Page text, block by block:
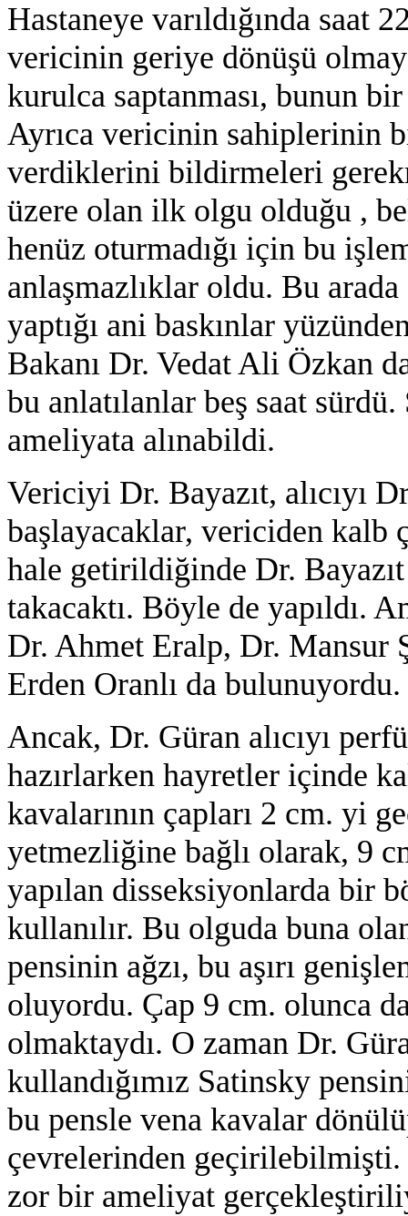
Hastaneye varıldığında
vericinin geriye dönüşü
kurulca saptanması, bunun
Ayrıca vericinin sahiplerinin
verdiklerini bildirmeleri
üzere olan ilk olgu olduğu ,
henüz oturmadığı için bu
anlaşmazlıklar oldu. Bu
yaptığı ani baskınlar
Bakanı Dr. Vedat Ali Özkan
bu anlatılanlar beş saat sürdü.
ameliyata alınabildi.
Vericiyi Dr. Bayazıt, alıcıyı
başlayacaklar, vericiden kalb
hale getirildiğinde Dr. Bayazıt
takacaktı. Böyle de yapıldı.
Dr. Ahmet Eralp, Dr. Mansur
Erden Oranlı da bulunuyordu.
Ancak, Dr. Güran alıcıyı
hazırlarken hayretler içinde
kavalarının çapları 2 cm. yi
yetmezliğine bağlı olarak, 9
yapılan disseksiyonlarda bir
kullanılır. Bu olguda buna
pensinin ağzı, bu aşırı
oluyordu. Çap 9 cm. olunca
olmaktaydı. O zaman Dr.
kullandığımız Satinsky
bu pensle vena kavalar
çevrelerinden
zor bir ameliyat